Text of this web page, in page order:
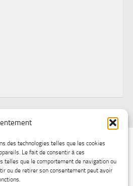
des technologies telles que les cookies
Le fait de consentir à ces
telles que le comportement de navigation ou
ou de retirer son consentement peut avoir
Boutique en ligne